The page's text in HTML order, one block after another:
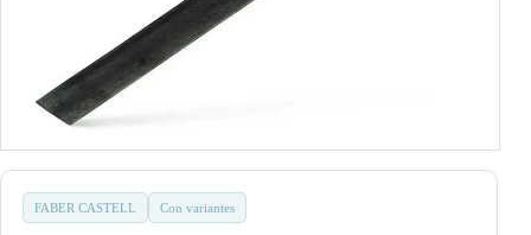
FABER CASTELL Con variantes